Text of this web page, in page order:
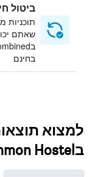
ביטול
תוכניות
שאתם
בחינם
למצוא
בThe Common Hostel